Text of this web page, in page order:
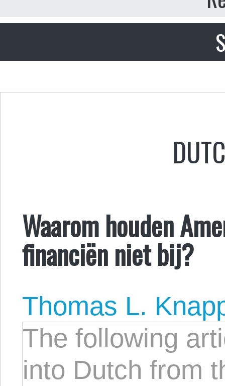
Waarom houden
financiën niet bij?
Thomas L.
The following
into Dutch from